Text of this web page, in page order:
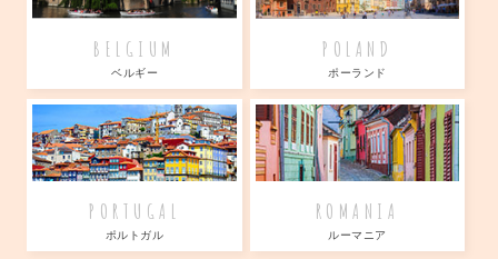
BELGIUM
ベルギー
POLAND
ポーランド
PORTUGAL
ポルトガル
ROMANIA
ルーマニア